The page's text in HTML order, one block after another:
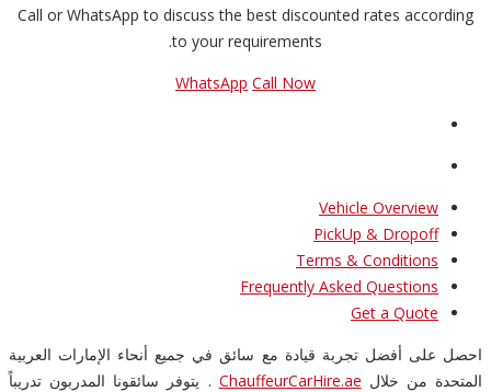
Call or WhatsApp to discuss the best discounted rates according
to your requirements.
WhatsApp Call Now
Vehicle Overview
PickUp & Dropoff
Terms & Conditions
Frequently Asked Questions
Get a Quote
احصل على أفضل تجربة قيادة مع سائق في جميع أنحاء الإمارات العربية
المتحدة من خلال ChauffeurCarHire.ae . يتوفر سائقونا المدربون تدريباً